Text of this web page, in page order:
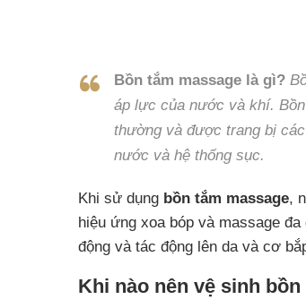
Bồn tắm massage là gì?
áp lực của nước và khí.
thường và được trang bị
nước và hệ thống sục.
Khi sử dụng bồn tắm massage,
hiệu ứng xoa bóp và massage
động và tác động lên da và cơ
Khi nào nên vệ sinh